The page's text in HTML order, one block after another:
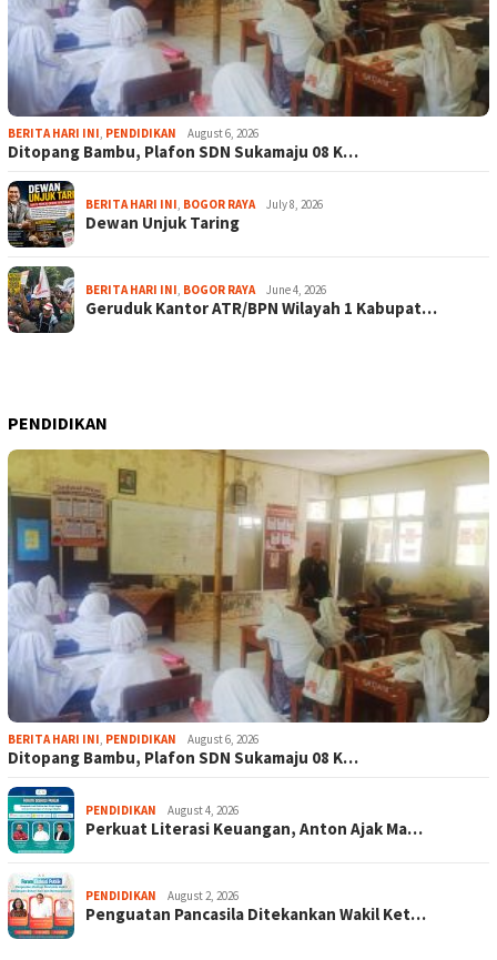
BERITA HARI INI, PENDIDIKAN August 6, 2026
Ditopang Bambu, Plafon SDN Sukamaju 08 K…
BERITA HARI INI, BOGOR RAYA July 8, 2026
Dewan Unjuk Taring
BERITA HARI INI, BOGOR RAYA June 4, 2026
Geruduk Kantor ATR/BPN Wilayah 1 Kabupat…
PENDIDIKAN
BERITA HARI INI, PENDIDIKAN August 6, 2026
Ditopang Bambu, Plafon SDN Sukamaju 08 K…
PENDIDIKAN August 4, 2026
Perkuat Literasi Keuangan, Anton Ajak Ma…
PENDIDIKAN August 2, 2026
Penguatan Pancasila Ditekankan Wakil Ket…